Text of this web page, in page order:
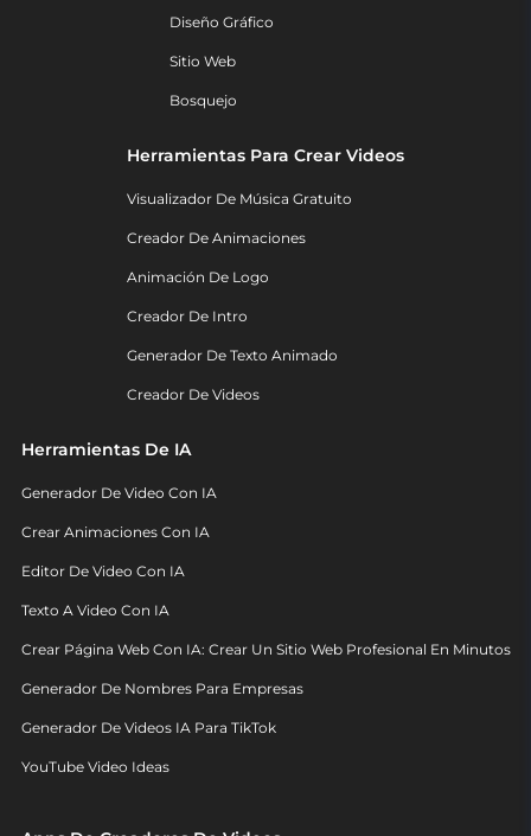
Diseño Gráfico
Sitio Web
Bosquejo
Herramientas Para Crear Videos
Visualizador De Música Gratuito
Creador De Animaciones
Animación De Logo
Creador De Intro
Generador De Texto Animado
Creador De Videos
Herramientas De IA
Generador De Video Con IA
Crear Animaciones Con IA
Editor De Video Con IA
Texto A Video Con IA
Crear Página Web Con IA: Crear Un Sitio Web Profesional En Minutos
Generador De Nombres Para Empresas
Generador De Videos IA Para TikTok
YouTube Video Ideas